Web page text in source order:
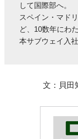
して国際部へ。
スペイン・マド
ど、10数年にわ
本サブウェイ入
文：貝